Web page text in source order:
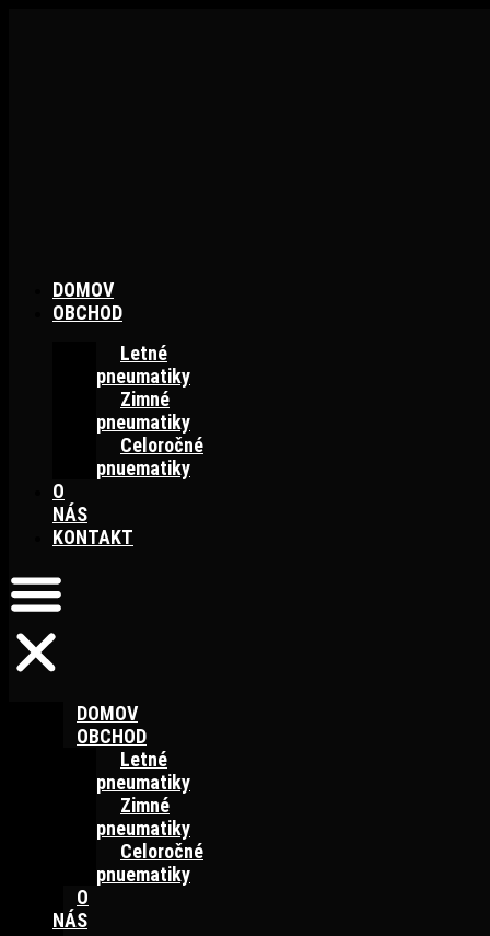
DOMOV
OBCHOD
Letné
pneumatiky
Zimné
pneumatiky
Celoročné
pnuematiky
O
NÁS
KONTAKT
DOMOV
OBCHOD
Letné
pneumatiky
Zimné
pneumatiky
Celoročné
pnuematiky
O
NÁS